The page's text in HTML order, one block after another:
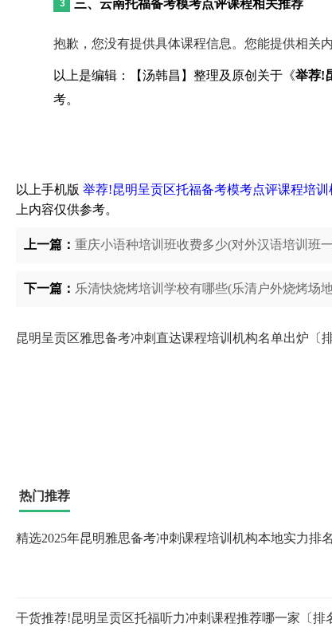
三、云南托福备考模考点评课程相关推荐
抱歉，您没有提供具体课程信息。您能提供相关
以上是编辑：【汤韩昌】整理及原创关于《举荐!
考。
以上手机版 举荐!昆明呈贡区托福备考模考点评课程培训
上内容仅供参考。
上一篇： 重庆小语种培训班收费多少(对外汉语培训班
下一篇： 乐清快烧烤培训学校有哪些(乐清户外烧烤场
昆明呈贡区雅思备考冲刺直达课程培训机构名单出炉〔排
热门推荐
精选2025年昆明雅思备考冲刺课程培训机构本地实力排
干货推荐!昆明呈贡区托福听力冲刺课程推荐哪一家〔排